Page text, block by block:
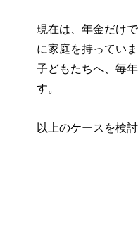
現在は、年金だけ
に家庭を持ってい
子どもたちへ、毎
す。
以上のケースを検